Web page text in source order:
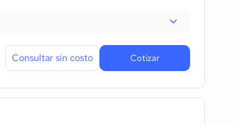
Consultar sin costo Cotizar